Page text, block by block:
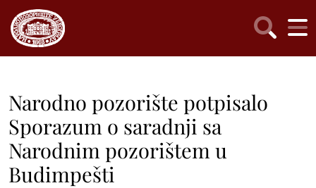
Narodno pozorište potpisalo
Sporazum o saradnji sa
Narodnim pozorištem u
Budimpešti